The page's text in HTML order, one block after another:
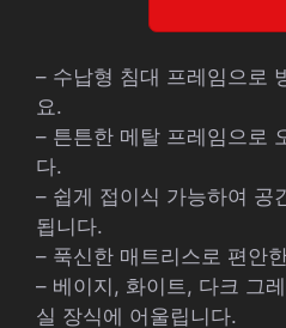
– 수납형 침대 프레임으로
요.
– 튼튼한 메탈 프레임으로
다.
– 쉽게 접이식 가능하여 공
됩니다.
– 푹신한 매트리스로 편안
– 베이지, 화이트, 다크 그
실 장식에 어울립니다.